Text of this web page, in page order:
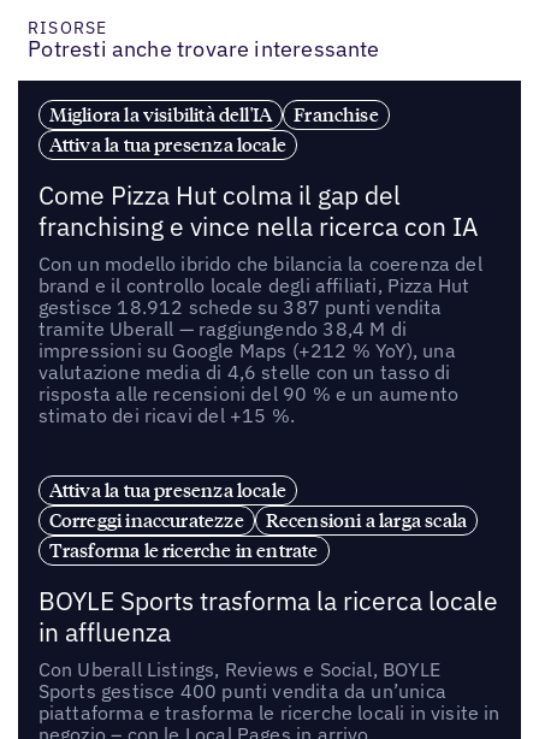
RISORSE
Potresti anche trovare interessante
Migliora la visibilità dell'IA
Franchise
Attiva la tua presenza locale
Come Pizza Hut colma il gap del
franchising e vince nella ricerca con IA
Con un modello ibrido che bilancia la coerenza del
brand e il controllo locale degli affiliati, Pizza Hut
gestisce 18.912 schede su 387 punti vendita
tramite Uberall — raggiungendo 38,4 M di
impressioni su Google Maps (+212 % YoY), una
valutazione media di 4,6 stelle con un tasso di
risposta alle recensioni del 90 % e un aumento
stimato dei ricavi del +15 %.
Attiva la tua presenza locale
Correggi inaccuratezze
Recensioni a larga scala
Trasforma le ricerche in entrate
BOYLE Sports trasforma la ricerca locale
in affluenza
Con Uberall Listings, Reviews e Social, BOYLE
Sports gestisce 400 punti vendita da un’unica
piattaforma e trasforma le ricerche locali in visite in